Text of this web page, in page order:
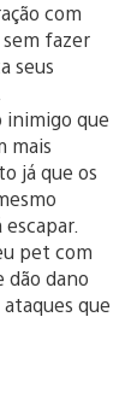
com
fazer
seus
inimigo que
mais
já que os
pet com
dão dano
que